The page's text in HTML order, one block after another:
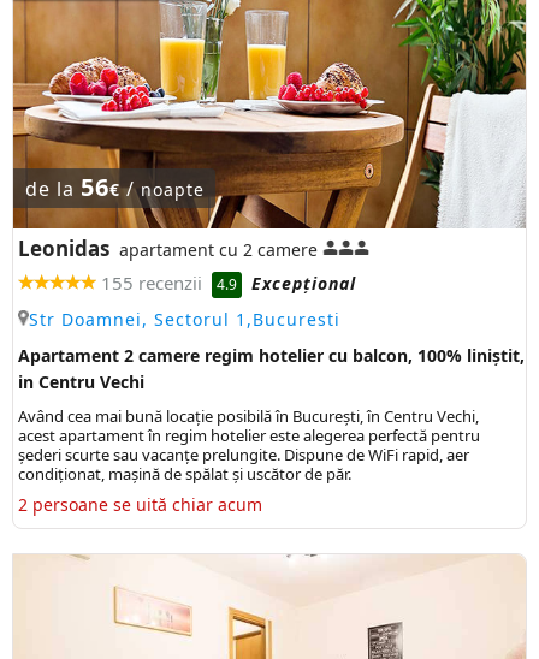
de la 56€/noapte
Leonidas apartament cu 2 camere
155 recenzii 4.9
Excepţional
Str Doamnei, Sectorul 1,Bucuresti
Apartament 2 camere regim hotelier cu balcon, 100% liniștit,
in Centru Vechi
Având cea mai bună locaţie posibilă în Bucureşti, în Centru Vechi,
acest apartament în regim hotelier este alegerea perfectă pentru
șederi scurte sau vacanţe prelungite. Dispune de WiFi rapid, aer
condiționat, mașină de spălat și uscător de păr.
2 persoane se uită chiar acum